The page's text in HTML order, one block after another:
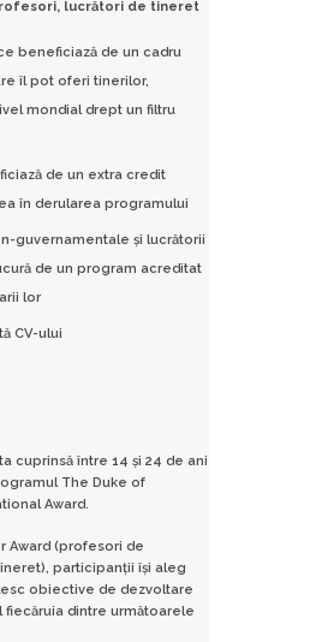
lucrători de tineret
beneficiază de un cadru
îl pot oferi tinerilor,
mondial drept un filtru
de un extra credit
în derularea programului
guvernamentale şi lucrătorii
de un program acreditat
lor
CV-ului
cuprinsă între 14 şi 24 de ani
The Duke of
Award.
Award (profesori de
participanţii îşi aleg
obiective de dezvoltare
fiecăruia dintre următoarele